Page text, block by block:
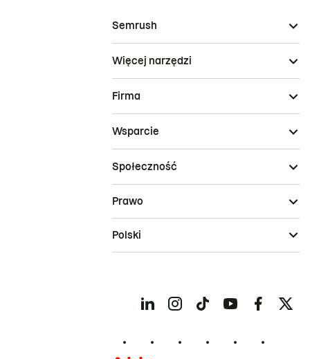
Semrush
Więcej narzędzi
Firma
Wsparcie
Społeczność
Prawo
Polski